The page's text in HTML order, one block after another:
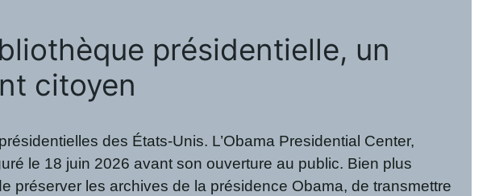
présidentielle, un
citoyen
des États-Unis. L’Obama Presidential Center,
le 18 juin 2026 avant son ouverture au public. Bien plus
préserver les archives de la présidence Obama, de transmettre